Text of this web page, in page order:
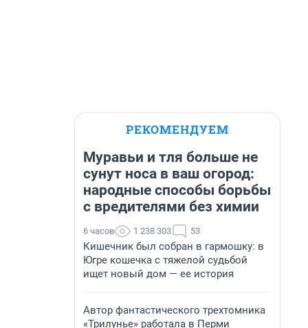
РЕКОМЕНДУЕМ
Муравьи и тля больше не
сунут носа в ваш огород:
народные способы борьбы
с вредителями без химии
6 часов 1 238 303 53
Кишечник был собран в гармошку: в
Югре кошечка с тяжелой судьбой
ищет новый дом — ее история
Автор фантастического трехтомника
«Трилунье» работала в Перми